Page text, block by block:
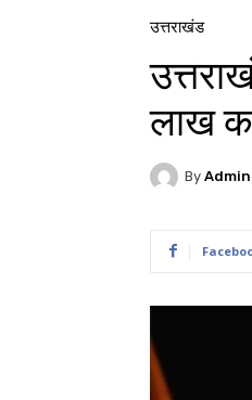
उत्तराखंड
लाख
By Admin